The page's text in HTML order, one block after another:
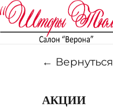
← Вернуться
АКЦИИ